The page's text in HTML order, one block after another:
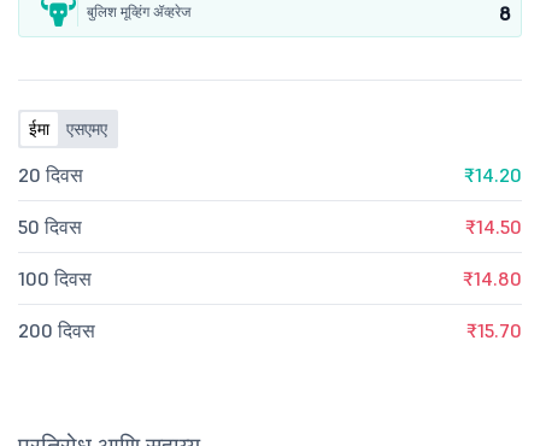
बुलिश मूव्हिंग ॲव्हरेज 8
ईमा एसएमए
20 दिवस ₹14.20
50 दिवस ₹14.50
100 दिवस ₹14.80
200 दिवस ₹15.70